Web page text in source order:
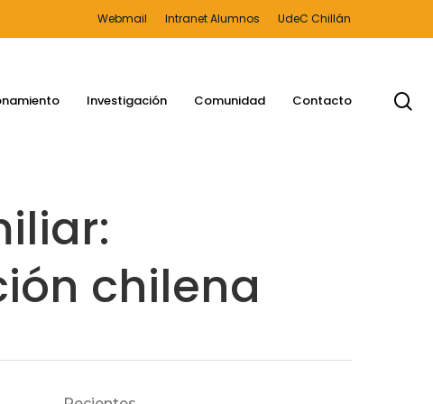
Webmail Intranet Alumnos UdeC Chillán
Investigación Comunidad Contacto
chilena